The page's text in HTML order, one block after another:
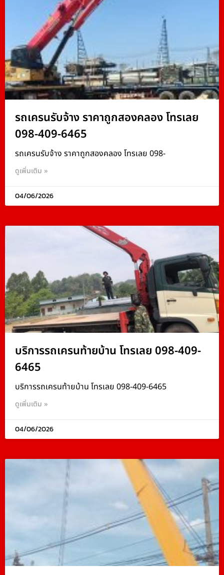
รถเครนรับจ้าง ราคาถูกสองคลอง โทรเลย
098-409-6465
รถเครนรับจ้าง ราคาถูกสองคลอง โทรเลย 098-
ดูเพิ่มเติม »
04/06/2026
บริการรถเครนท้ายบ้าน โทรเลย 098-409-
6465
บริการรถเครนท้ายบ้าน โทรเลย 098-409-6465
ดูเพิ่มเติม »
04/06/2026